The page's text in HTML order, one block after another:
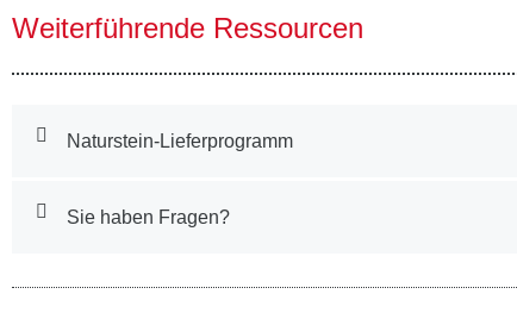
Weiterführende Ressourcen
Naturstein-Lieferprogramm
Sie haben Fragen?